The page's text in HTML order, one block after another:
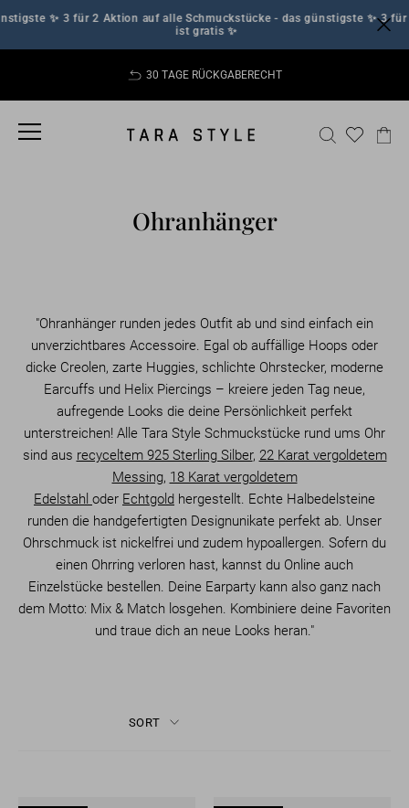
to
content
✨ 3 für 2 Aktion auf alle Schmuckstücke - das günstigste
ist gratis ✨
✨ 3 für
slideshow
30 TAGE RÜCKGABERECHT
SITE NAVIGATION SEARCH
Ohranhänger
"Ohranhänger runden jedes Outfit ab und sind einfach ein
unverzichtbares Accessoire. Egal ob auffällige Hoops oder
dicke Creolen, zarte Huggies, schlichte Ohrstecker, moderne
Earcuffs und Helix Piercings – kreiere jeden Tag neue,
aufregende Looks die deine Persönlichkeit perfekt
unterstreichen! Alle Tara Style Schmuckstücke rund ums Ohr
sind aus recyceltem 925 Sterling Silber, 22 Karat vergoldetem
Messing, 18 Karat vergoldetem
Edelstahl oder Echtgold hergestellt. Echte Halbedelsteine
runden die handgefertigten Designunikate perfekt ab. Unser
Ohrschmuck ist nickelfrei und zudem hypoallergen. Sofern du
einen Ohrring verloren hast, kannst du Online auch
Einzelstücke bestellen. Deine Earparty kann also ganz nach
dem Motto: Mix & Match losgehen. Kombiniere deine Favoriten
und traue dich an neue Looks heran."
SORT